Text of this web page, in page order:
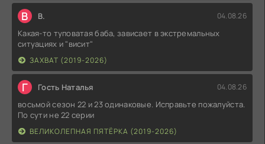
В В. 04.08.26
Какая-то туповатая баба, зависает в экстремальных
ситуациях и "висит"
ЗАХВАТ (2019-2026)
Г Гость Наталья 04.08.26
восьмой сезон 22 и 23 одинаковые. Исправьте пожалуйста.
По сути не 22 серии
ВЕЛИКОЛЕПНАЯ ПЯТЁРКА (2019-2026)